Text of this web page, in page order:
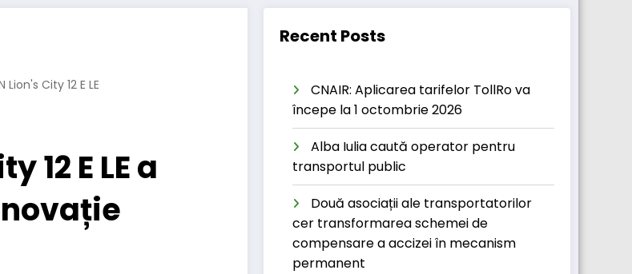
Lion's City 12 E LE
12 E LE a
Recent Posts
CNAIR: Aplicarea tarifelor TollRo va
începe la 1 octombrie 2026
Alba Iulia caută operator pentru
transportul public
Două asociații ale transportatorilor
cer transformarea schemei de
compensare a accizei în mecanism
permanent